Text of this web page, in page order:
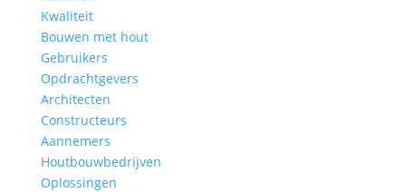
Kwaliteit
Bouwen met hout
Gebruikers
Opdrachtgevers
Architecten
Constructeurs
Aannemers
Houtbouwbedrijven
Oplossingen